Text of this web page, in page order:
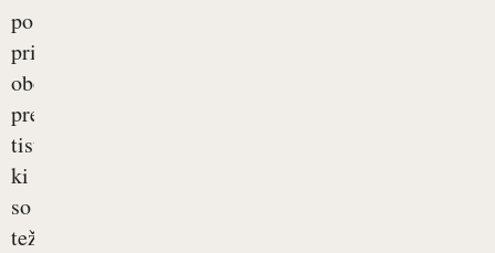
posledice
pri
obolelih,
predvsem
tistih,
ki
so
težko...